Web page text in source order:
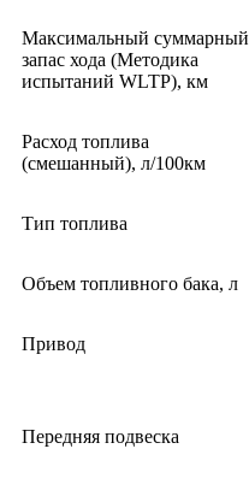
Максимальный суммарный
запас хода (Методика
испытаний WLTP), км
Расход топлива
(смешанный), л/100км
Тип топлива
Объем топливного бака, л
Привод
Передняя подвеска